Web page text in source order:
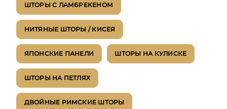
ШТОРЫ С ЛАМБРЕКЕНОМ
НИТЯНЫЕ ШТОРЫ / КИСЕЯ
ЯПОНСКИЕ ПАНЕЛИ ШТОРЫ НА КУЛИСКЕ
ШТОРЫ НА ПЕТЛЯХ
ДВОЙНЫЕ РИМСКИЕ ШТОРЫ